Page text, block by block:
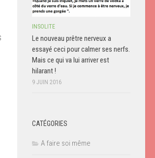
INSOLITE
Le nouveau prêtre nerveux a
essayé ceci pour calmer ses nerfs.
Mais ce qui va lui arriver est
hilarant !
9 JUIN 2016
CATÉGORIES
A faire soi même